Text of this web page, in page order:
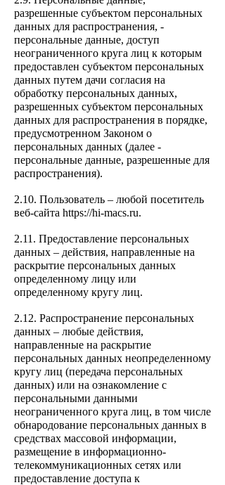
разрешенные субъектом персональных
данных для распространения, -
персональные данные, доступ
неограниченного круга лиц к которым
предоставлен субъектом персональных
данных путем дачи согласия на
обработку персональных данных,
разрешенных субъектом персональных
данных для распространения в порядке,
предусмотренном Законом о
персональных данных (далее -
персональные данные, разрешенные для
распространения).
2.10. Пользователь – любой посетитель
веб-сайта https://hi-macs.ru.
2.11. Предоставление персональных
данных – действия, направленные на
раскрытие персональных данных
определенному лицу или
определенному кругу лиц.
2.12. Распространение персональных
данных – любые действия,
направленные на раскрытие
персональных данных неопределенному
кругу лиц (передача персональных
данных) или на ознакомление с
персональными данными
неограниченного круга лиц, в том числе
обнародование персональных данных в
средствах массовой информации,
размещение в информационно-
телекоммуникационных сетях или
предоставление доступа к